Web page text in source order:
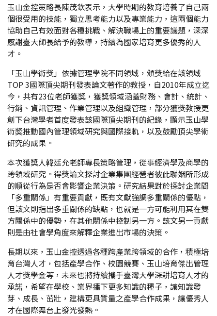
玉山金控策略長陳茂欽表示，大學時期的教育培養了自己兩
個很受用的技能，獨立思考能力以及專業能力，這兩個能力
協助自己有效面對各種挑戰、解決職場上的重要議題，深深
感謝臺大師長給予的教導，持續為國家培育更多優秀的人
才。
「玉山學術獎」依據管理學院不同領域，頒獎給在該領域
TOP 3國際頂尖期刊發表論文著作的教授，自2010年成立迄
今，共有23位老師獲獎，獲獎領域涵蓋財務、會計、統計、
行銷、資訊管理、作業管理以及組織管理，部分獲獎教授更
創下台灣學者首度發表該國際頂尖期刊的紀錄，顯示玉山學
術奬推動國內管理領域研究與國際接軌，以及鼓勵頂尖學術
研究的成果。
本次獲獎人韓廷允老師專長策略管理，從事經濟學及商學的
跨領域研究。得獎論文探討企業集團經營者彼此聯姻所形成
的順從行為是否會影響企業決策。研究結果對於探討企業間
「多重關係」有重要貢獻，既有文獻強調多重關係的優點，
但該文則指出多重關係的缺點，也就是一方可能利用其在雙
方關係中的優勢，在其他關係中控制另一方。該文另一貢獻
則是由社會學角度來解釋企業進出市場的決策。
長期以來，玉山金控透過各種跨產業跨領域的合作，積極培
育台灣人才，包括產學合作、校園競賽、玉山培育傑出管理
人才獎學金等，未來也將持續攜手臺灣大學深耕培育人才的
承諾，希望在學校、業界播下更多知識的種子，讓知識發
芽、成長、茁壯，建構更具質量之產學合作成果，讓優秀人
才在國際舞台上發光發熱。